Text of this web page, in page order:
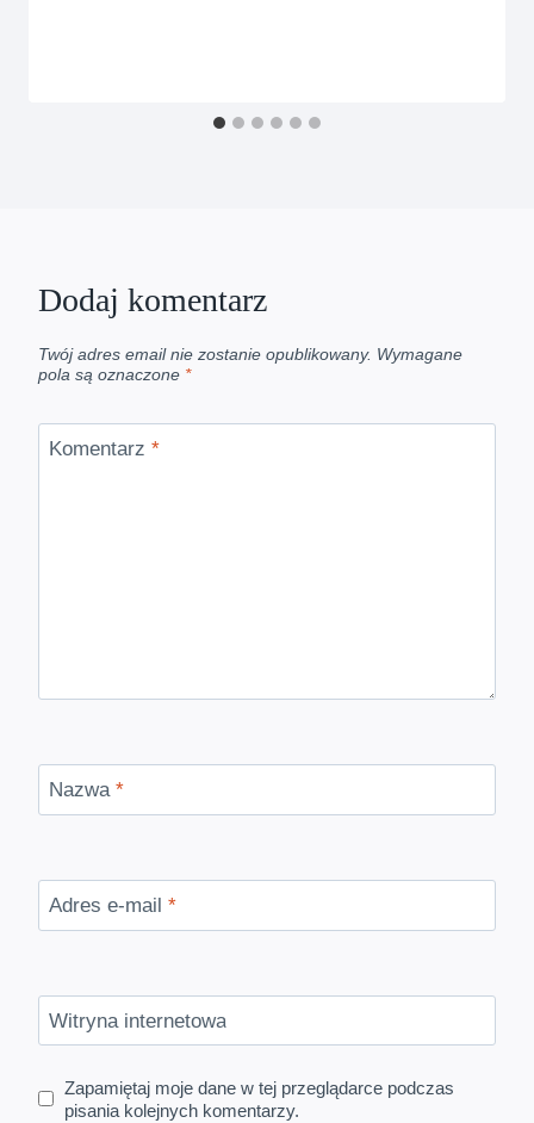
Dodaj komentarz
Twój adres email nie zostanie opublikowany. Wymagane
pola są oznaczone *
Komentarz *
Nazwa *
Adres e-mail *
Witryna internetowa
Zapamiętaj moje dane w tej przeglądarce podczas
pisania kolejnych komentarzy.